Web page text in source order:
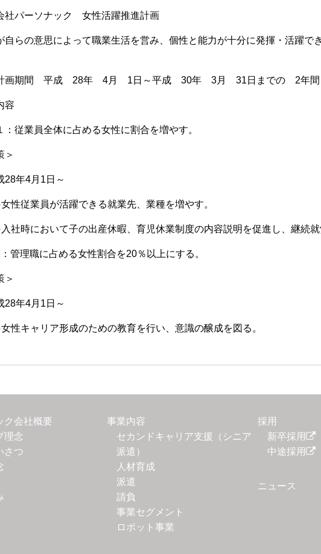
社パーソナック 女性活躍推進計画
自らの意思によって職業生活を営み、個性と能力が十分に発揮・活躍で
画期間 平成 28年 4月 1日～平成 30年 3月 31日までの 2年間
容
：従業員全体に占める女性に割合を増やす。
＞
年4月1日～
従業員が活躍できる就業先、業種を増やす。
時において子の出産休暇、育児休業制度の内容説明を促進し、継続就
管理職に占める女性割合を20％以上にする。
＞
年4月1日～
キャリア形成のための教育を行い、意識の醸成を図る。
ク会社概要
理念
さつ
事業内容
セカンドキャリア支援（シニア
派遣）
人材育成
派遣
請負
事業セグメント
ロボット事業
採用
新卒採用
中途採用
ニュース